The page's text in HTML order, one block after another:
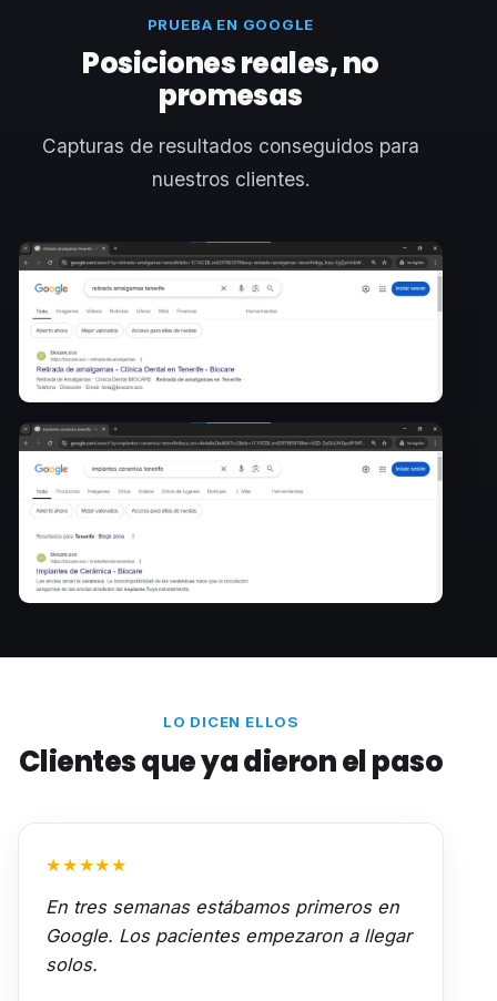
PRUEBA EN GOOGLE
Posiciones reales, no
promesas
Capturas de resultados conseguidos para
nuestros clientes.
LO DICEN ELLOS
Clientes que ya dieron el paso
★★★★★
En tres semanas estábamos primeros en
Google. Los pacientes empezaron a llegar
solos.